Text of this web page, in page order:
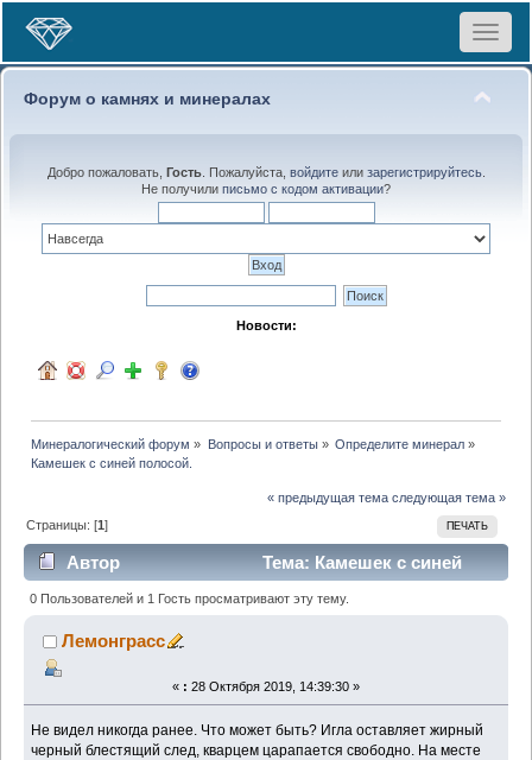
Toggle
Форум о камнях и минералах
Добро пожаловать, Гость. Пожалуйста, войдитеили зарегистрируйтесь.
Не получили письмо с кодом активации?
Новости:
Минералогический форум » Вопросы и ответы» Определите минерал»
Камешек с синей полосой.
« предыдущая тема следующая тема »
ПЕЧАТЬ
Страницы: [1]
Автор
Тема: Камешек с синей
полосой. (Прочитано 2084 раз)
0 Пользователей и 1 Гость просматривают эту тему.
Лемонграсс
« : 28 Октября 2019, 14:39:30 »
Не видел никогда ранее. Что может быть? Игла оставляет жирный
черный блестящий след, кварцем царапается свободно. На месте